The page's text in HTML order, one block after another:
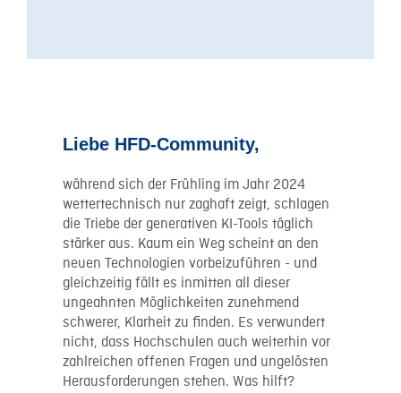
Liebe HFD-Community,
während sich der Frühling im Jahr 2024
wettertechnisch nur zaghaft zeigt, schlagen
die Triebe der generativen KI-Tools täglich
stärker aus. Kaum ein Weg scheint an den
neuen Technologien vorbeizuführen - und
gleichzeitig fällt es inmitten all dieser
ungeahnten Möglichkeiten zunehmend
schwerer, Klarheit zu finden. Es verwundert
nicht, dass Hochschulen auch weiterhin vor
zahlreichen offenen Fragen und ungelösten
Herausforderungen stehen. Was hilft?